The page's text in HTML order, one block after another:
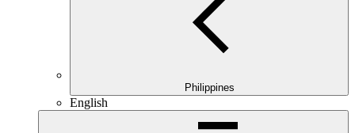
Philippines
English